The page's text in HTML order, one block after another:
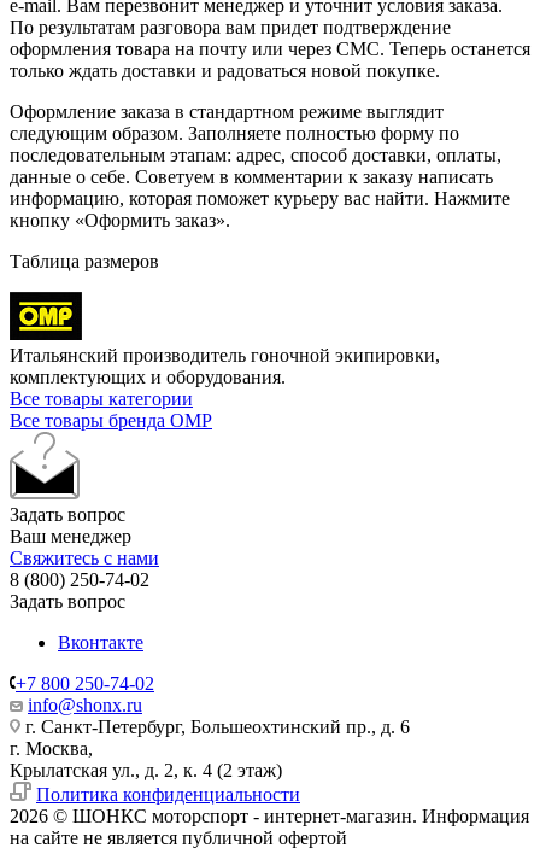
e-mail. Вам перезвонит менеджер и уточнит условия заказа.
По результатам разговора вам придет подтверждение
оформления товара на почту или через СМС. Теперь останется
только ждать доставки и радоваться новой покупке.
Оформление заказа в стандартном режиме выглядит
следующим образом. Заполняете полностью форму по
последовательным этапам: адрес, способ доставки, оплаты,
данные о себе. Советуем в комментарии к заказу написать
информацию, которая поможет курьеру вас найти. Нажмите
кнопку «Оформить заказ».
Таблица размеров
Итальянский производитель гоночной экипировки,
комплектующих и оборудования.
Все товары категории
Все товары бренда OMP
Задать вопрос
Ваш менеджер
Свяжитесь с нами
8 (800) 250-74-02
Задать вопрос
Вконтакте
+7 800 250-74-02
info@shonx.ru
г. Санкт-Петербург, Большеохтинский пр., д. 6
г. Москва,
Крылатская ул., д. 2, к. 4 (2 этаж)
Политика конфиденциальности
2026 © ШОНКС моторспорт - интернет-магазин. Информация
на сайте не является публичной офертой